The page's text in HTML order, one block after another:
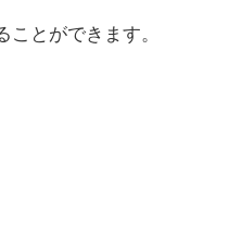
とができます。